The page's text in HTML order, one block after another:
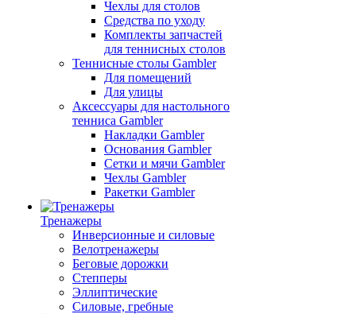
Чехлы для столов
Средства по уходу
Комплекты запчастей
для теннисных столов
Теннисные столы Gambler
Для помещений
Для улицы
Аксессуары для настольного
тенниса Gambler
Накладки Gambler
Основания Gambler
Сетки и мячи Gambler
Чехлы Gambler
Ракетки Gambler
Тренажеры
Инверсионные и силовые
Велотренажеры
Беговые дорожки
Степперы
Эллиптические
Силовые, гребные